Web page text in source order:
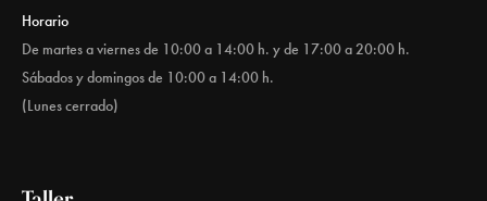
Horario
De martes a viernes de 10:00 a 14:00 h. y de 17:00 a 20:00 h.
Sábados y domingos de 10:00 a 14:00 h.
(Lunes cerrado)